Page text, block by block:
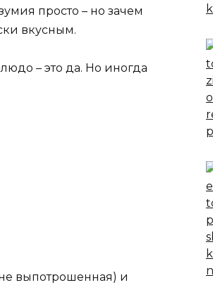
просто – но зачем
вкусным.
– это да. Но иногда
выпотрошенная) и